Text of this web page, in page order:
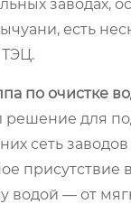
заводах,
есть
по очистке
решение для
сеть
присутствие
водой — от